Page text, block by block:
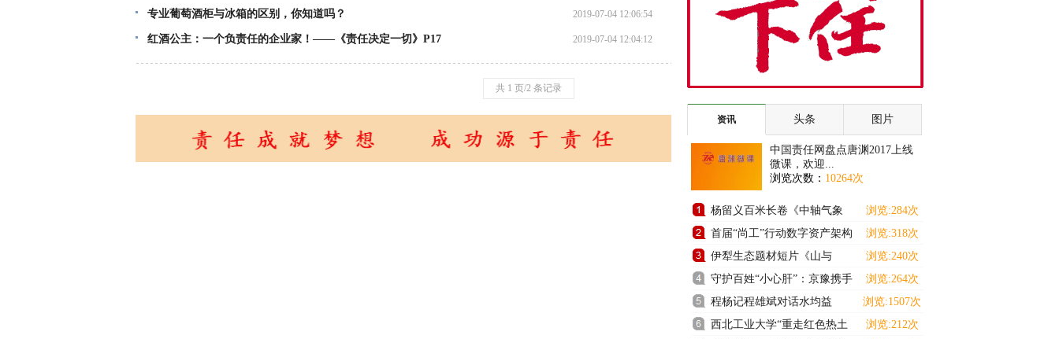
专业葡萄酒柜与冰箱的区别，你知道吗？ 2019-07-04 12:06:54
红酒公主：一个负责任的企业家！——《责任决定一切》P17 2019-07-04 12:04:12
共 1 页/2 条记录
资讯 头条 图片
中国责任网盘点唐渊2017上线
微课，欢迎...
浏览次数： 10264次
杨留义百米长卷《中轴气象
耀京华》暨京城胜景展
浏览:284次
首届“尚工”行动数字资产架构
师（高级）能力提
浏览:318次
伊犁生态题材短片《山与
灵》斩获马德里国际独立
浏览:240次
守护百姓“小心肝”：京豫携手
十三载 名医下沉惠
浏览:264次
程杨记程雄斌对话水均益
———解码食养中小企
浏览:1507次
西北工业大学“重走红色热土
浏览:212次